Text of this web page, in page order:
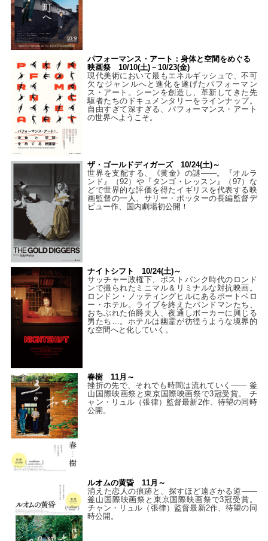
パフォーマンス・アート：身体と空間をめぐる
映画祭 10/10(土)－10/23(金)
現代美術において最もエネルギッシュで、不可
欠なジャンルへと進化を遂げたパフォーマン
ス・アート。シーンを創造し、革新してきた先
駆者たちのドキュメンタリーをラインナップ。
自由すぎて深すぎる、パフォーマンス・アート
の世界へようこそ。
ザ・ゴールドディガーズ 10/24(土)～
世界を支配する、《黄金》の謎――。『オルラ
ンド』（92）や『タンゴ・レッスン』（97）な
どで世界的な評価を得たイギリスを代表する映
画監督の一人、サリー・ポッターの長編監督デ
ビュー作、国内劇場初公開！
ナイトシフト 10/24(土)～
サッチャー政権下、ポストパンク時代のロンド
ンで撮られたミニマル＆リミナルな対抗映画。
ロンドン・ノッティングヒルにあるポートベロ
ー・ホテル。ライブを終えたバンドマンたち、
おちぶれた伯爵夫人、夜通しポーカーに興じる
男たち…。ホテルは幽霊が彷徨うような境界的
な空間へと化していく。
春樹 11月～
挫折の先で、それでも時間は流れていく—— 釜
山国際映画祭と東京国際映画祭で3冠受賞。 チ
ャン・リュル（張律）監督最新2作、待望の同時
公開。
ルオムの黄昏 11月～
消えた恋人の痕跡と、探すほど遠ざかる道——
釜山国際映画祭と東京国際映画祭で3冠受賞。
チャン・リュル（張律）監督最新2作、待望の同
時公開。